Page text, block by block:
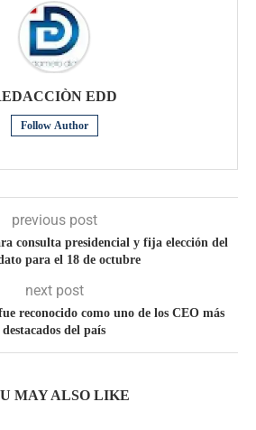
EDD
Follow Author
previous post
consulta presidencial y fija elección del
para el 18 de octubre
next post
reconocido como uno de los CEO más
destacados del país
MAY ALSO LIKE